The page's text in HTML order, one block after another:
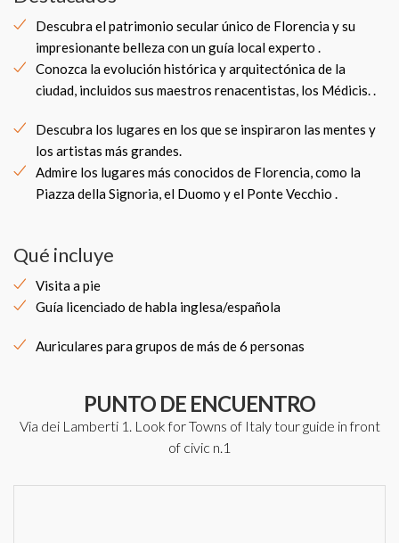
Descubra el patrimonio secular único de Florencia y su
impresionante belleza con un guía local experto .
Conozca la evolución histórica y arquitectónica de la
ciudad, incluidos sus maestros renacentistas, los Médicis. .
Descubra los lugares en los que se inspiraron las mentes y
los artistas más grandes.
Admire los lugares más conocidos de Florencia, como la
Piazza della Signoria, el Duomo y el Ponte Vecchio .
Qué incluye
Visita a pie
Guía licenciado de habla inglesa/española
Auriculares para grupos de más de 6 personas
PUNTO DE ENCUENTRO
Via dei Lamberti 1. Look for Towns of Italy tour guide in front
of civic n.1